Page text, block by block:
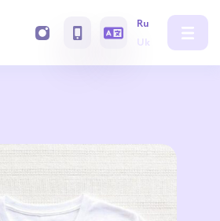
Ru
Uk